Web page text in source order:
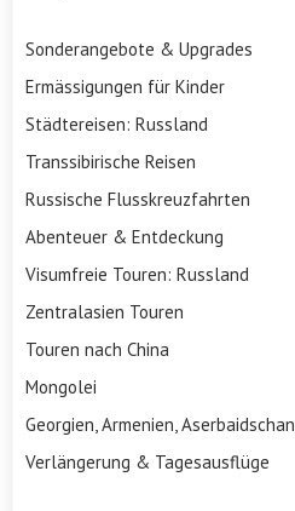
Sonderangebote & Upgrades
Ermässigungen für Kinder
Städtereisen: Russland
Transsibirische Reisen
Russische Flusskreuzfahrten
Abenteuer & Entdeckung
Visumfreie Touren: Russland
Zentralasien Touren
Touren nach China
Mongolei
Georgien, Armenien, Aserbaidschan
Verlängerung & Tagesausflüge